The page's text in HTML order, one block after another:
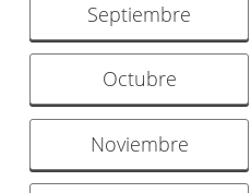
Septiembre
Octubre
Noviembre